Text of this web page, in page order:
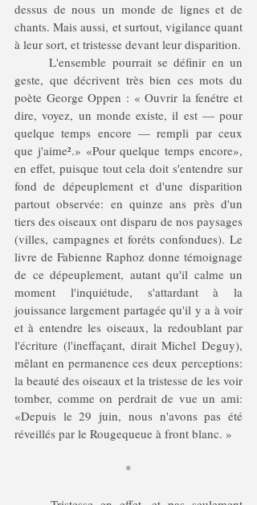
dessus de nous un monde de lignes et de
chants. Mais aussi, et surtout, vigilance quant
	L'ensemble pourrait se définir en un
geste, que décrivent très bien ces mots du
poète George Oppen : « Ouvrir la fenétre et
dire, voyez, un monde existe, il est — pour
quelque temps encore — rempli par ceux
que j'aime².» «Pour quelque temps encore»,
en effet, puisque tout cela doit s'entendre sur
fond de dépeuplement et d'une disparition
partout observée: en quinze ans près d'un
tiers des oiseaux ont disparu de nos paysages
(villes, campagnes et foréts confondues). Le
livre de Fabienne Raphoz donne témoignage
de ce dépeuplement, autant qu'il calme un
moment l'inquiétude, s'attardant à la
jouissance largement partagée qu'il y a à voir
et à entendre les oiseaux, la redoublant par
l'écriture (l'ineffaçant, dirait Michel Deguy),
mêlant en permanence ces deux perceptions:
la beauté des oiseaux et la tristesse de les voir
tomber, comme on perdrait de vue un ami:
«Depuis le 29 juin, nous n'avons pas été
réveillés par le Rougequeue à front blanc. »
*